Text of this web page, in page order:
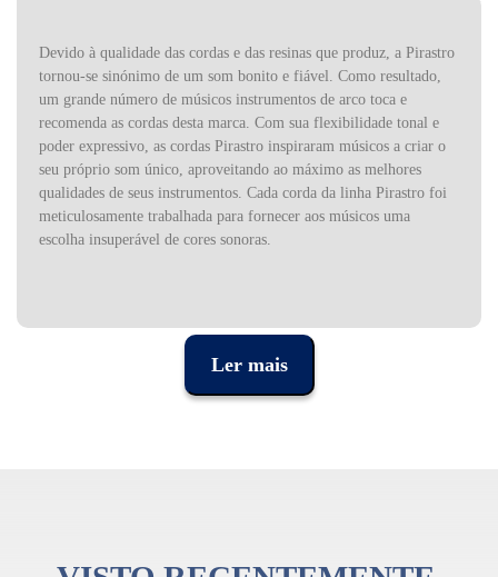
Devido à qualidade das cordas e das resinas que produz, a Pirastro
tornou-se sinónimo de um som bonito e fiável. Como resultado,
um grande número de músicos instrumentos de arco toca e
recomenda as cordas desta marca. Com sua flexibilidade tonal e
poder expressivo, as cordas Pirastro inspiraram músicos a criar o
seu próprio som único, aproveitando ao máximo as melhores
qualidades de seus instrumentos. Cada corda da linha Pirastro foi
meticulosamente trabalhada para fornecer aos músicos uma
escolha insuperável de cores sonoras.
Ler mais